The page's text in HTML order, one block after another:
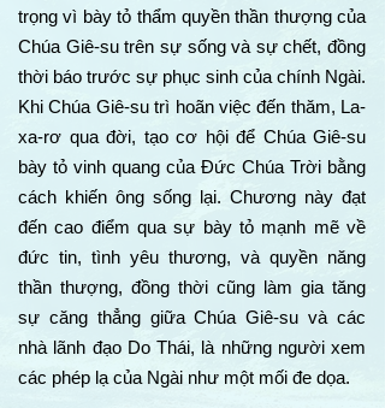
trọng vì bày tỏ thẩm quyền thần thượng của
Chúa Giê-su trên sự sống và sự chết, đồng
thời báo trước sự phục sinh của chính Ngài.
Khi Chúa Giê-su trì hoãn việc đến thăm, La-
xa-rơ qua đời, tạo cơ hội để Chúa Giê-su
bày tỏ vinh quang của Đức Chúa Trời bằng
cách khiến ông sống lại. Chương này đạt
đến cao điểm qua sự bày tỏ mạnh mẽ về
đức tin, tình yêu thương, và quyền năng
thần thượng, đồng thời cũng làm gia tăng
sự căng thẳng giữa Chúa Giê-su và các
nhà lãnh đạo Do Thái, là những người xem
các phép lạ của Ngài như một mối đe dọa.